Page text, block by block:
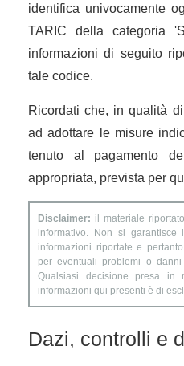
identifica univocamente
TARIC della categoria
informazioni di seguito
tale codice.
Ricordati che, in qualità
ad adottare le misure
tenuto al pagamento
appropriata, prevista per
Disclaimer: il materiale
informativo. Non si garantisce
informazioni riportate e
per eventuali problemi o
Qualsiasi decisione presa in
informazioni qui presenti è di
Dazi, controlli e